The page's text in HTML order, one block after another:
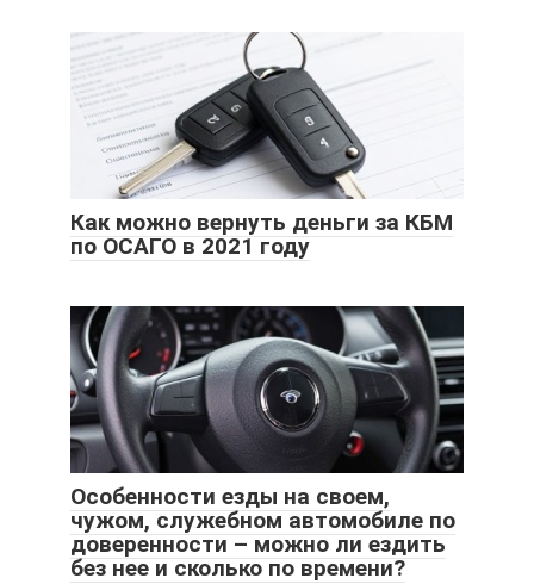
Как можно вернуть деньги за КБМ
по ОСАГО в 2021 году
Особенности езды на своем,
чужом, служебном автомобиле по
доверенности – можно ли ездить
без нее и сколько по времени?